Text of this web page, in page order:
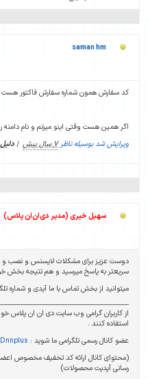
saman hm
کد سفارش همون شماره سفارش فاکتور هست
اگر همین هست وقتی اینو میزنم و نام دامنه
ویرایش شد بوسیله ناظر 7 سال پیش |
سهیل خیری (مدیر دی‌ان‌ان پلاس)
دوست عزیز برای مشکلات لایسنس و نصب و ...
سریعتر به پاسخ میرسید و هم نتیجه بخش
میتوانید از بخش تماس با ما آیدی و شماره
از کاربران گرامی وب سایت دی ان ان پلاس
استفاده کنند .
عضو کانال رسمی تلگرامی ما شوید :
(محتوای کانال ارائه کد تخفیف مخصوص
رسانی آپدیت محصولات)